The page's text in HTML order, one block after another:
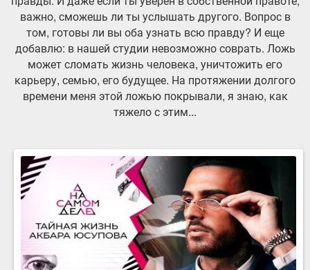
важно, сможешь ли ты услышать другого. Вопрос в
том, готовы ли вы оба узнать всю правду? И еще
добавлю: в нашей студии невозможно соврать. Ложь
может сломать жизнь человека, уничтожить его
карьеру, семью, его будущее. На протяжении долгого
времени меня этой ложью покрывали, я знаю, как
тяжело с этим...